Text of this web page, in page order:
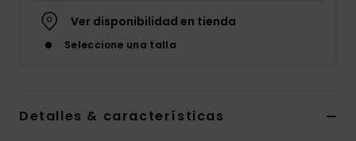
Ver disponibilidad en tienda
Seleccione una talla
Detalles & características